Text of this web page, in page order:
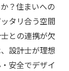
？住まいへの
タリ合う空間
との連携が欠
設計士が理想
安全でデザイ